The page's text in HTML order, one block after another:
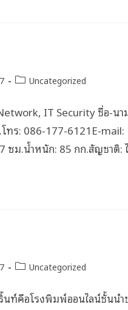
Uncategorized
IT Security ชื่อ-น
ทร: 086-177-6121E-
ซม.น้ำหนัก: 85 กก.สัญชาติ:
Uncategorized
นท์คือโรงพิมพ์ออนไลน์ชั้น